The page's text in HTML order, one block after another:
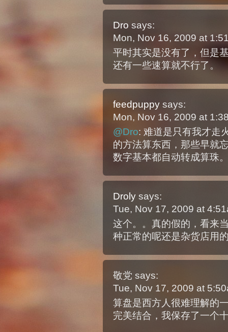
Dro says:
Mon, Nov 16, 2009 at
平时其实是没有了，但是
还有一些速算就不行了。
feedpuppy says:
Mon, Nov 16, 2009 at
@Dro: 难道是只有我才走
的方法算东西，那些早就
数字基本都自动转成算珠
Droly says:
Tue, Nov 17, 2009 at
这个。。真的假的，看来
种正常的呢还是杂货店用
敬党 says:
Tue, Nov 17, 2009 at
算盘是西方人很难理解的
完美结合，我保存了一个